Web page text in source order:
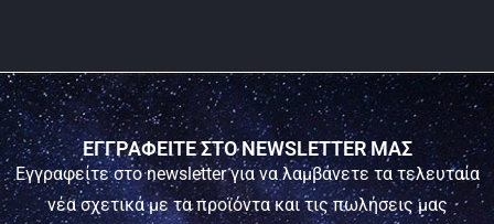
ΕΓΓΡΑΦΕΙΤΕ ΣΤΟ NEWSLETTER ΜΑΣ
Εγγραφείτε στο newsletter για να λαμβάνετε τα τελευταία
νέα σχετικά με τα προϊόντα και τις πωλήσεις μας